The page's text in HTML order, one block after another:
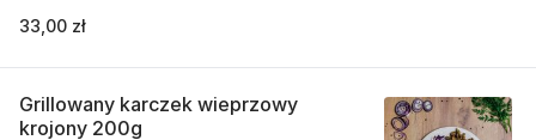
33,00 zł
Grillowany karczek wieprzowy
krojony 200g